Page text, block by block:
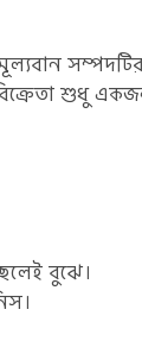
শুধু
বুঝে।